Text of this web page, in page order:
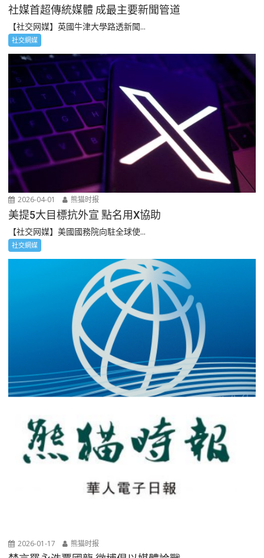
社媒首超傳統媒體 成最主要新聞管道
【社交网媒】英國牛津大學路透新聞...
社交網媒
2026-04-01 熊猫时报
美提5大目標抗外宣 點名用X協助
【社交网媒】美國國務院向駐全球使...
社交網媒
2026-01-17 熊猫时报